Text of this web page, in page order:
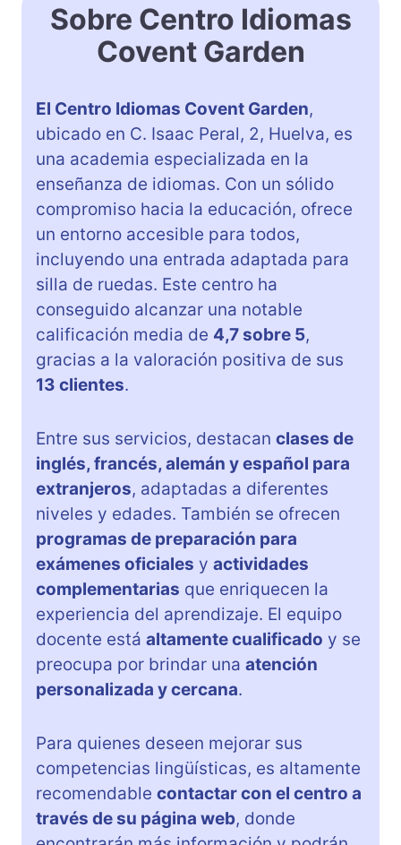
Sobre Centro Idiomas
Covent Garden
El Centro Idiomas Covent Garden,
ubicado en C. Isaac Peral, 2, Huelva, es
una academia especializada en la
enseñanza de idiomas. Con un sólido
compromiso hacia la educación, ofrece
un entorno accesible para todos,
incluyendo una entrada adaptada para
silla de ruedas. Este centro ha
conseguido alcanzar una notable
calificación media de 4,7 sobre 5,
gracias a la valoración positiva de sus
13 clientes.
Entre sus servicios, destacan clases de
inglés, francés, alemán y español para
extranjeros, adaptadas a diferentes
niveles y edades. También se ofrecen
programas de preparación para
exámenes oficiales y actividades
complementarias que enriquecen la
experiencia del aprendizaje. El equipo
docente está altamente cualificado y se
preocupa por brindar una atención
personalizada y cercana.
Para quienes deseen mejorar sus
competencias lingüísticas, es altamente
recomendable contactar con el centro a
través de su página web, donde